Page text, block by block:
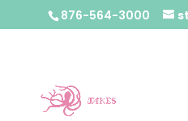
876-564-3000